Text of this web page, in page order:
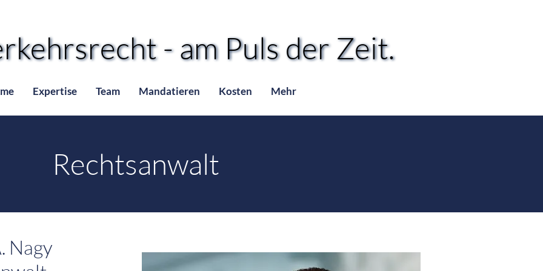
- am Puls der Zeit.
- am Puls der Zeit.
Expertise Team Mandatieren Kosten Mehr
Rechtsanwalt
Nagy